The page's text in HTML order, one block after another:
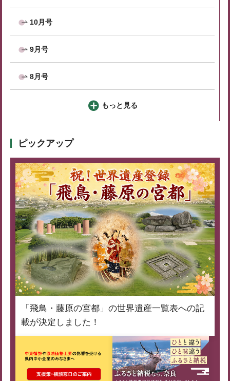
10月号
9月号
8月号
もっと見る
ピックアップ
「飛鳥・藤原の宮都」の世界遺産一覧表への記
載が決定しました！